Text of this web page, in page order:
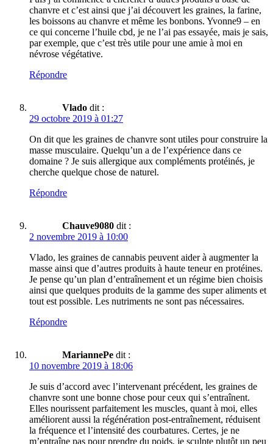
chanvre et c’est ainsi que j’ai découvert les graines, la farine,
les boissons au chanvre et même les bonbons. Yvonne9 – en
ce qui concerne l’huile cbd, je ne l’ai pas essayée, mais je sais,
par exemple, que c’est très utile pour une amie à moi en
névrose végétative.
Répondre
Vlado dit :
29 octobre 2019 à 01:27
On dit que les graines de chanvre sont utiles pour construire la
masse musculaire. Quelqu’un a de l’expérience dans ce
domaine ? Je suis allergique aux compléments protéinés, je
cherche quelque chose de naturel.
Répondre
Chauve9080 dit :
2 novembre 2019 à 10:00
Vlado, les graines de cannabis peuvent aider à augmenter la
masse ainsi que d’autres produits à haute teneur en protéines.
Je pense qu’un plan d’entraînement et un régime bien choisis
ainsi que quelques produits de la gamme des super aliments et
tout est possible. Les nutriments ne sont pas nécessaires.
Répondre
MariannePe dit :
10 novembre 2019 à 18:06
Je suis d’accord avec l’intervenant précédent, les graines de
chanvre sont une bonne chose pour ceux qui s’entraînent.
Elles nourissent parfaitement les muscles, quant à moi, elles
améliorent aussi la régénération post-entraînement, réduisent
la fréquence et l’intensité des courbatures. Certes, je ne
m’entraîne pas pour prendre du poids, je sculpte plutôt un peu